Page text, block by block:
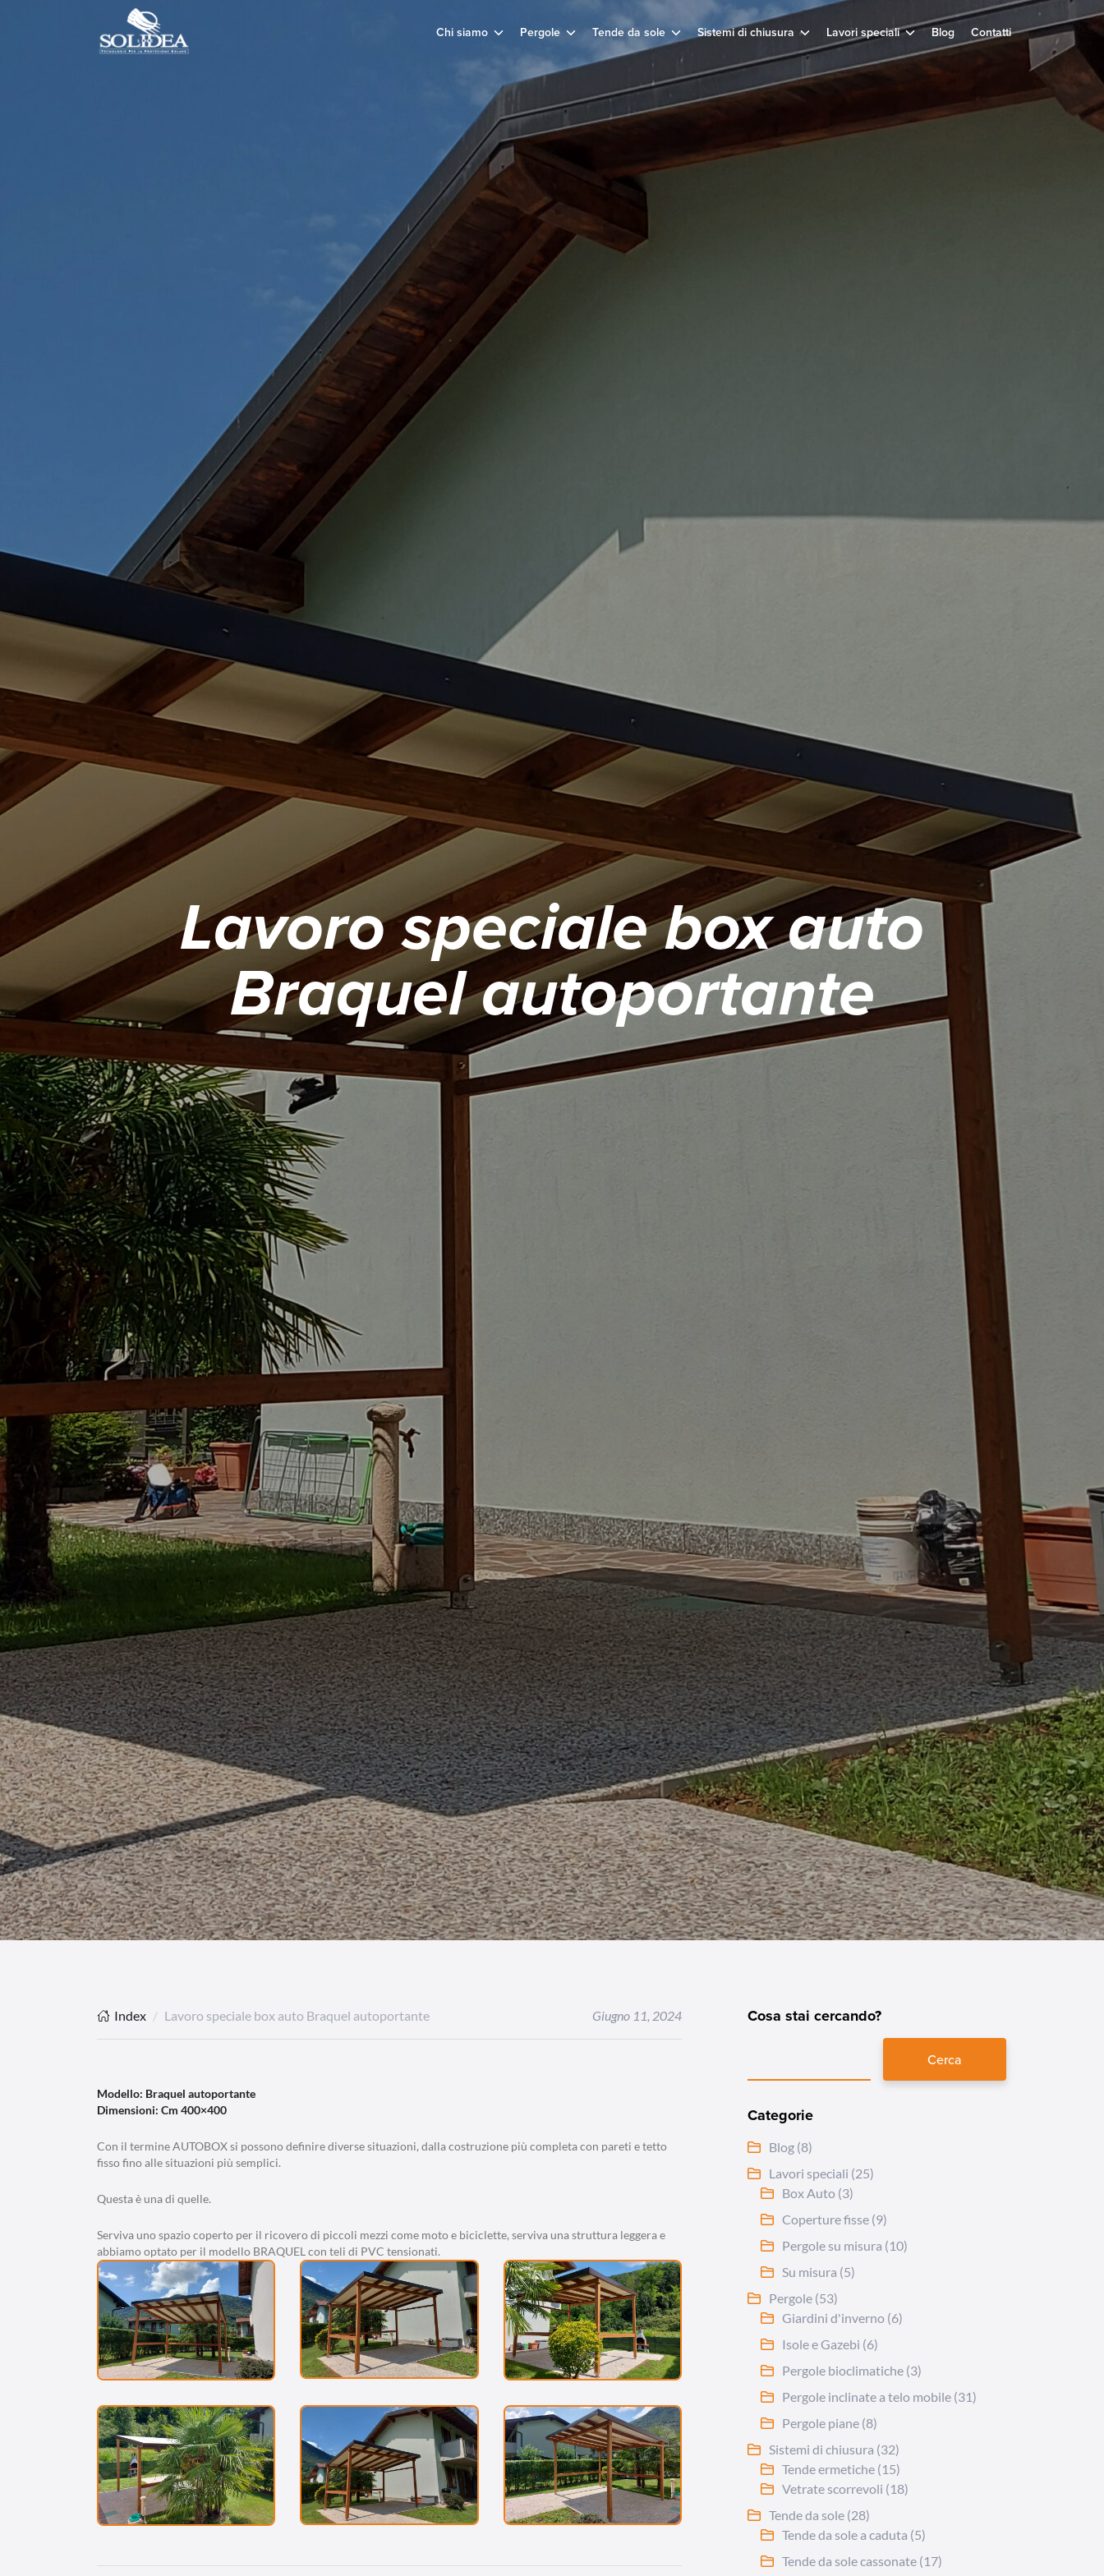
Chi siamo Pergole Tende da sole Sistemi di chiusura Lavori speciali Blog Contatti
Lavoro speciale box auto
Braquel autoportante
Index Lavoro speciale box auto Braquel autoportante Giugno 11, 2024
Modello: Braquel autoportante
Dimensioni: Cm 400×400
Con il termine AUTOBOX si possono definire diverse situazioni, dalla costruzione più completa con pareti e tetto
fisso fino alle situazioni più semplici.
Questa è una di quelle.
Serviva uno spazio coperto per il ricovero di piccoli mezzi come moto e biciclette, serviva una struttura leggera e
abbiamo optato per il modello BRAQUEL con teli di PVC tensionati.
Cosa stai cercando?
Cerca
Categorie
Blog (8)
Lavori speciali (25)
Box Auto (3)
Coperture fisse (9)
Pergole su misura (10)
Su misura (5)
Pergole (53)
Giardini d'inverno (6)
Isole e Gazebi (6)
Pergole bioclimatiche (3)
Pergole inclinate a telo mobile (31)
Pergole piane (8)
Sistemi di chiusura (32)
Tende ermetiche (15)
Vetrate scorrevoli (18)
Tende da sole (28)
Tende da sole a caduta (5)
Tende da sole cassonate (17)